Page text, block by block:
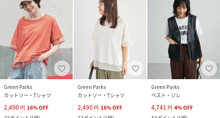
Green Parks
カットソー・Tシャツ
2,490 円 16%OFF
Green Parks
カットソー・Tシャツ
2,490 円 16%OFF
Green Parks
ベスト・ジレ
4,741 円 4%OFF